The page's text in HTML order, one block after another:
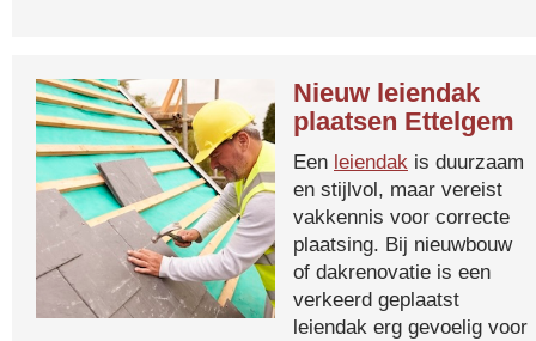
Nieuw leiendak
plaatsen Ettelgem
Een leiendak is duurzaam
en stijlvol, maar vereist
vakkennis voor correcte
plaatsing. Bij nieuwbouw
of dakrenovatie is een
verkeerd geplaatst
leiendak erg gevoelig voor